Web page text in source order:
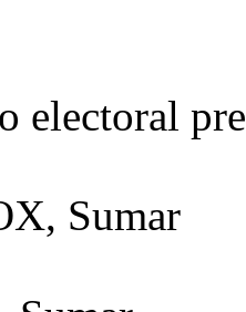
electoral
Sumar